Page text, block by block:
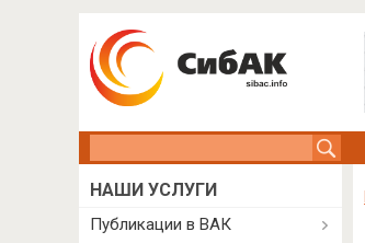
НАШИ УСЛУГИ
Публикации в ВАК